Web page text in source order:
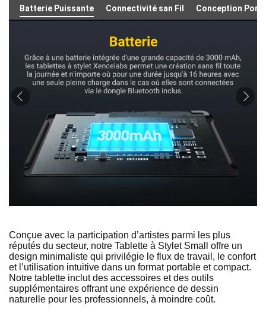
Batterie Puissante Connectivité san Fil Conception
Conçue avec la participation d’artistes parmi les plus
réputés du secteur, notre Tablette à Stylet Small offre un
design minimaliste qui privilégie le flux de travail, le confort
et l’utilisation intuitive dans un format portable et compact.
Notre tablette inclut des accessoires et des outils
supplémentaires offrant une expérience de dessin
naturelle pour les professionnels, à moindre coût.